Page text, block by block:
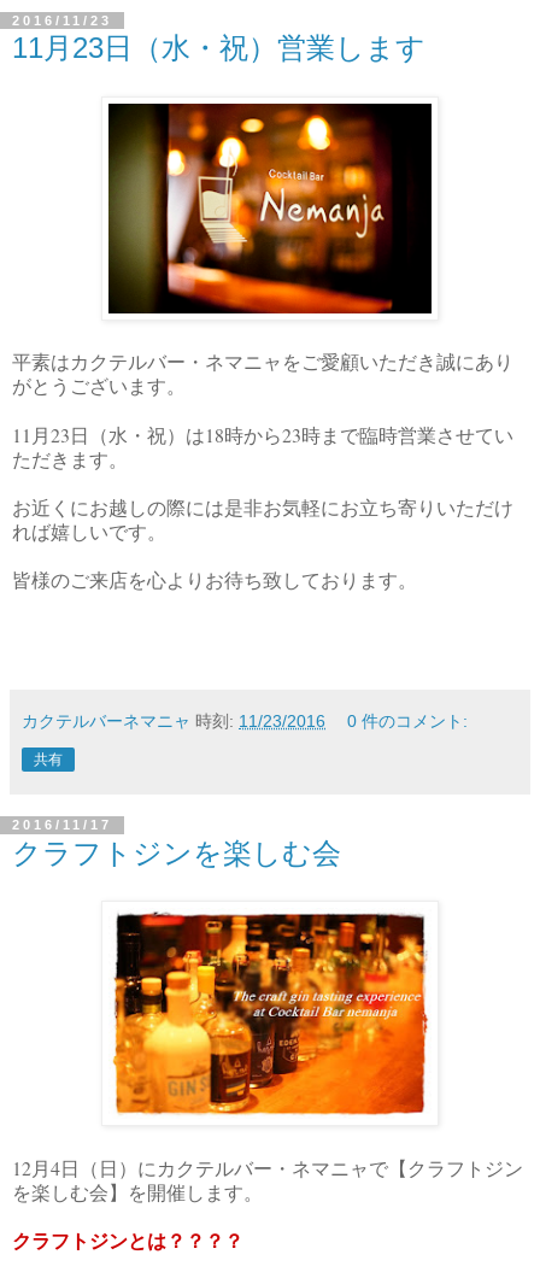
2016/11/23
11月23日（水・祝）営業します
平素はカクテルバー・ネマニャをご愛顧いただき誠にあり
がとうございます。
11 月 23 日（水・祝）は18時から23時まで臨時営業させてい
ただきます。
お近くにお越しの際には是非お気軽にお立ち寄りいただけ
れば嬉しいです。
皆様のご来店を心よりお待ち致しております。
カクテルバーネマニャ 時刻: 11/23/2016 0 件のコメント:
共有
2016/11/17
クラフトジンを楽しむ会
12月 4日（日）にカクテルバー・ネマニャで【クラフトジン
を楽しむ会】を開催します。
クラフトジンとは？？？？